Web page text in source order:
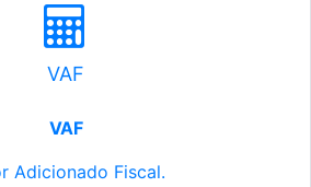
VAF
VAF
Adicionado Fiscal.